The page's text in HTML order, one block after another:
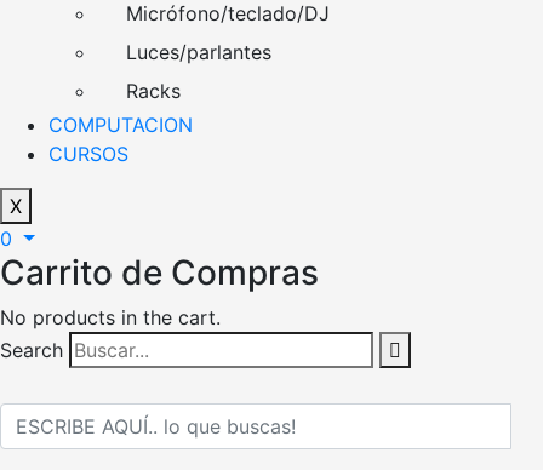
Micrófono/teclado/DJ
Luces/parlantes
Racks
COMPUTACION
CURSOS
X
0
Carrito de Compras
No products in the cart.
Search